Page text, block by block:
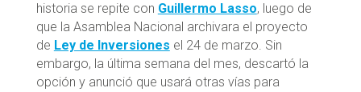
historia se repite con Guillermo Lasso, luego de
que la Asamblea Nacional archivara el proyecto
de Ley de Inversiones el 24 de marzo. Sin
embargo, la última semana del mes, descartó la
opción y anunció que usará otras vías para